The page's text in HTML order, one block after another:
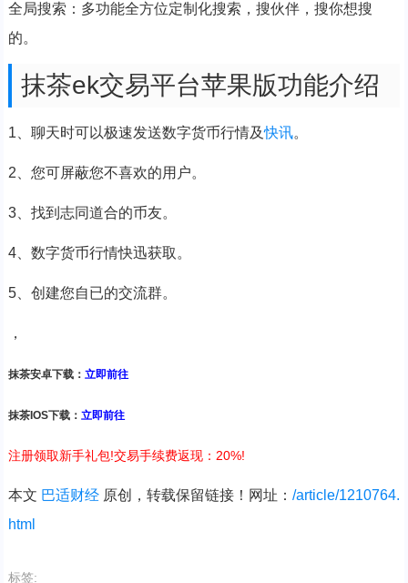
全局搜索：多功能全方位定制化搜索，搜伙伴，搜你想搜
的。
抹茶ek交易平台苹果版功能介绍
1、聊天时可以极速发送数字货币行情及快讯。
2、您可屏蔽您不喜欢的用户。
3、找到志同道合的币友。
4、数字货币行情快迅获取。
5、创建您自已的交流群。
，
抹茶安卓下载： 立即前往
抹茶IOS下载： 立即前往
注册领取新手礼包!交易手续费返现：20%!
本文 巴适财经原创，转载保留链接！网址： /article/1210764.
html
标签: